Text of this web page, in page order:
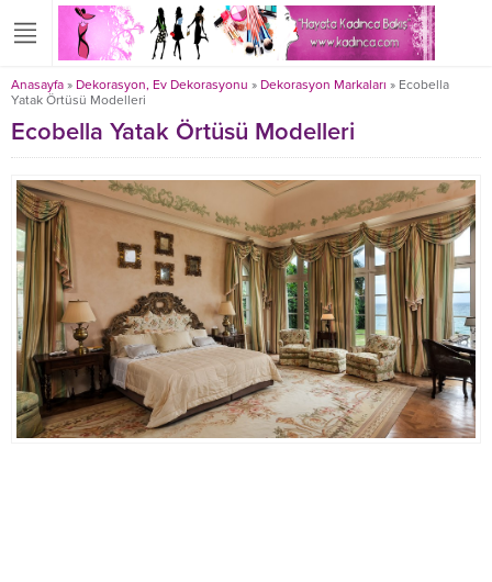
Anasayfa » Dekorasyon, Ev Dekorasyonu » Dekorasyon Markaları » Ecobella
Yatak Örtüsü Modelleri
Ecobella Yatak Örtüsü Modelleri